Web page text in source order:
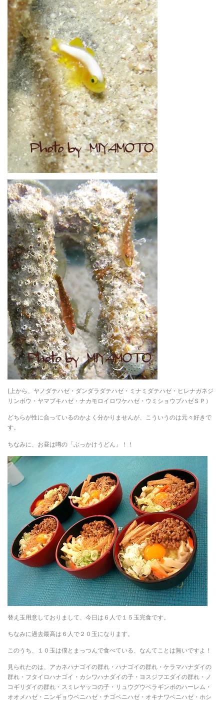
(上から、ヤノダテハゼ・ダンダラダテハゼ・ミナミダテハゼ・ヒレナガネジ
リンボウ・ヤマブキハゼ・ナカモロイロワケハゼ・ウミショウブハゼＳＰ）
どちらが性に合っているのかよく分かりませんが、こういうのは元々好きで
す。
ちなみに、お昼は噂の「ぶっかけうどん」！！
替え玉用意しておりまして、今日は６人で１５玉完食です。
ちなみに過去最高は６人で２０玉になります。
このうち、１０玉は僕とまっつんで食べている、なんてことは無いですよ！
見られたのは、アカネハナゴイの群れ・ハナゴイの群れ・ケラマハナダイの
群れ・フタイロハナゴイ・カシワハナダイの子・ヨスジフエダイの群れ・ノ
コギリダイの群れ・スミレヤッコの子・リュウグウベラギンポのハーレム・
オオメハゼ・ニンギョウベニハゼ・チゴベニハゼ・オキナワベニハゼ・ホシ